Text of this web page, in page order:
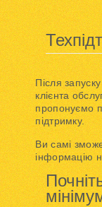
Після
клієнта
пропонуємо
підтримку.
Ви самі
інформацію